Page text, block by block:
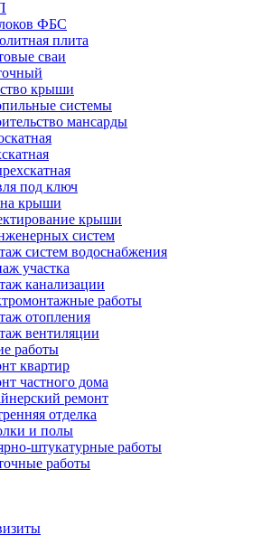
ФБС
плита
сваи
крыши
системы
мансарды
под ключ
крыши
крыши
систем
систем водоснабжения
участка
канализации
работы
отопления
вентиляции
работы
квартир
частного дома
ремонт
отделка
и полы
штукатурные работы
работы